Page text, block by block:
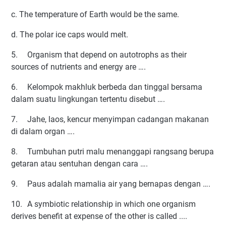
c. The temperature of Earth would be the same.
d. The polar ice caps would melt.
5.
Organism that depend on autotrophs as their
sources of nutrients and energy are ….
6.
Kelompok makhluk berbeda dan tinggal bersama
dalam suatu lingkungan tertentu disebut ….
7.
Jahe, laos, kencur menyimpan cadangan makanan
di dalam organ ….
8.
Tumbuhan putri malu menanggapi rangsang berupa
getaran atau sentuhan dengan cara ….
9. Paus adalah mamalia air yang bernapas dengan ….
10. A symbiotic relationship in which one organism
derives benefit at expense of the other is called ....